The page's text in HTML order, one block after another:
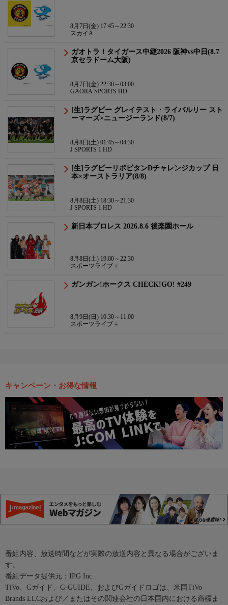
8月7日(金) 17:45～22:30
スカイA
ガオトラ！タイガース中継2026 阪神vs中日(8.7
京セラドーム大阪)
8月7日(金) 22:30～03:00
GAORA SPORTS HD
[生]ラグビー グレイテスト・ライバルリー スト
ーマーズ×ニュージーランド(8/7)
8月8日(土) 01:45～04:30
J SPORTS 1 HD
[生]ラグビーリポビタンDチャレンジカップ 日
本×オーストラリア(8/8)
8月8日(土) 18:30～21:30
J SPORTS 1 HD
新日本プロレス 2026.8.6 後楽園ホール
8月8日(土) 19:00～22:30
スポーツライブ＋
ガンガン!ホークス CHECK!GO! #249
8月9日(日) 10:30～11:00
スポーツライブ＋
キャンペーン・お得な情報
番組内容、放送時間などが実際の放送内容と異なる場合がございま
す。
番組データ提供元：IPG Inc.
TiVo、Gガイド、G-GUIDE、およびGガイドロゴは、米国TiVo
Brands LLCおよび／またはその関連会社の日本国内における商標ま